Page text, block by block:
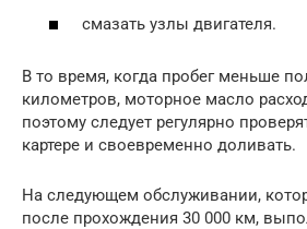
смазать узлы двигателя.
В то время, когда пробег меньше
километров, моторное масло
поэтому следует регулярно
картере и своевременно доливать.
На следующем обслуживании,
после прохождения 30 000 км,